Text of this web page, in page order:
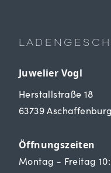
Juwelier Vogl
Herstallstraße 18
63739 Aschaffenburg
Öffnungszeiten
Montag - Freitag